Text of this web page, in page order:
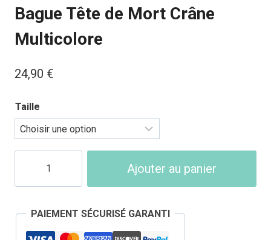
Bague Tête de Mort Crâne
Multicolore
24,90 €
Taille
Bague
de
Mort
Ajouter au panier
PAIEMENT SÉCURISÉ GARANTI